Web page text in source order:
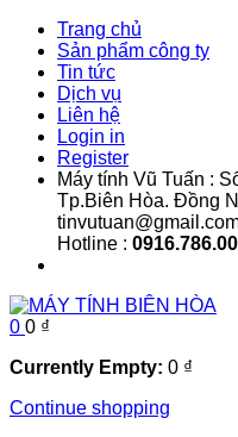
Trang chủ
Sản phẩm công ty
Tin tức
Dịch vụ
Liên hệ
Login in
Register
Máy tính Vũ Tuấn :
Tp.Biên Hòa. Đồng
Hotline :
0 0 ₫
Currently Empty: 0 ₫
Continue shopping